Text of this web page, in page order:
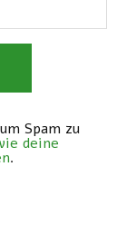
Spam zu
deine
.